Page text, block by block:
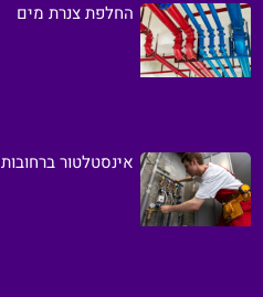
החלפת צנרת מים
אינסטלטור ברחובות